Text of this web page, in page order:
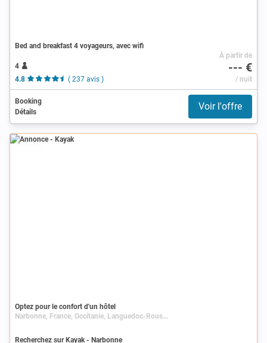
Bed and breakfast 4 voyageurs, avec wifi
4
4.8
( 237 avis )
À partir de
--- €
/ nuit
Booking
Détails
Voir l'offre
Annonce
Optez pour le confort d'un hôtel
Narbonne, France, Occitanie, Languedoc-Roussillon, Aude
Recherchez sur Kayak - Narbonne